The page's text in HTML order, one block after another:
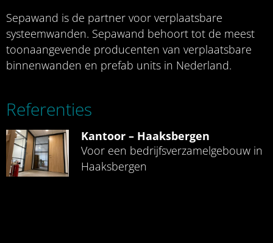
Sepawand is de partner voor verplaatsbare
systeemwanden. Sepawand behoort tot de meest
toonaangevende producenten van verplaatsbare
binnenwanden en prefab units in Nederland.
Referenties
Kantoor – Haaksbergen
Voor een bedrijfsverzamelgebouw in
Haaksbergen